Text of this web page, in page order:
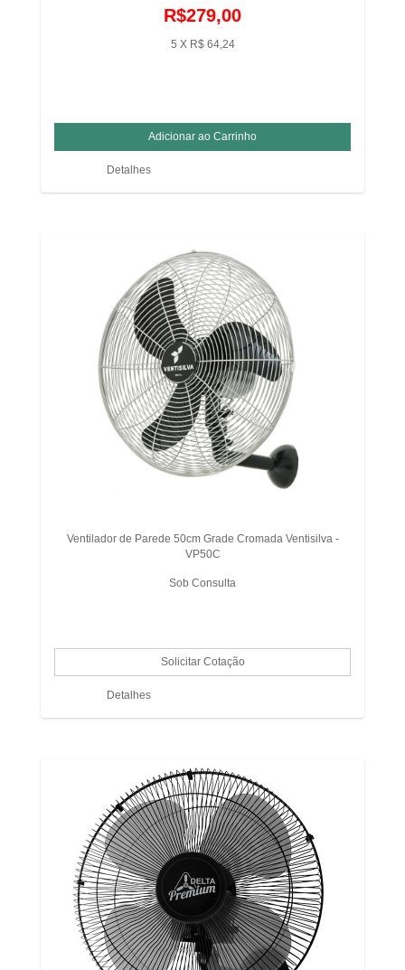
R$279,00
5 X R$ 64,24
Detalhes
Ventilador de Parede 50cm Grade Cromada Ventisilva -
VP50C
Sob Consulta
Detalhes